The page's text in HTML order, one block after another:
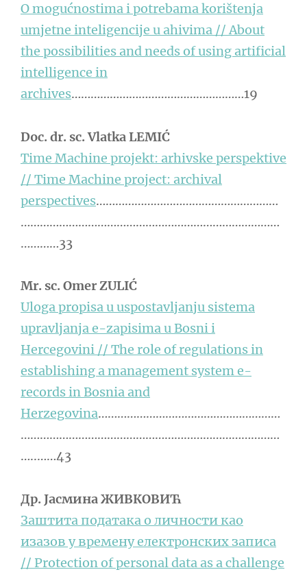
O mogućnostima i potrebama korištenja
umjetne inteligencije u ahivima // About
the possibilities and needs of using artificial
intelligence in
archives………………………………………………19
Doc. dr. sc. Vlatka LEMIĆ
Time Machine projekt: arhivske perspektive
// Time Machine project: archival
perspectives…………………………………………………
………………………………………………………………………
…………33
Mr. sc. Omer ZULIĆ
Uloga propisa u uspostavljanju sistema
upravljanja e-zapisima u Bosni i
Hercegovini // The role of regulations in
establishing a management system e-
records in Bosnia and
Herzegovina…………………………………………………
………………………………………………………………………
…..……43
Дp. Јасмина ЖИВКОВИЋ
Заштита података о личности као
изазов у времену електронских записа
// Protection of personal data as a challenge